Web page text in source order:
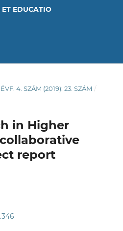
ET EDUCATIO
4. SZÁM (2019): 23. SZÁM /
in Higher
report